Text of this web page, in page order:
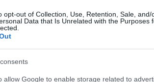
opt-out of Collection, Use, Retention, Sale, and/
Data that Is Unrelated with the Purposes
allow Google to enable storage related to